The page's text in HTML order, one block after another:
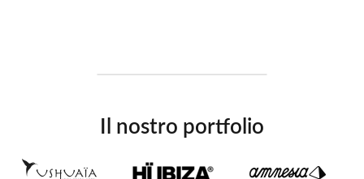
Il nostro portfolio